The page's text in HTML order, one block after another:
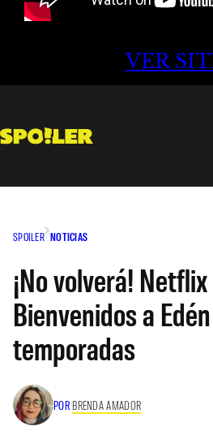
VER
SPOILER NOTICIAS
¡No volverá!
Bienvenidos a
temporadas
POR BRENDA AMADOR